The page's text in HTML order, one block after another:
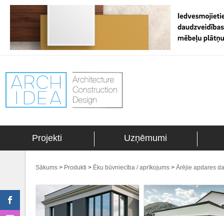
Projekti Uzņēmumi
Sākums > Produkti > Ēku būvniecība / aprīkojums > Ārējie apdares